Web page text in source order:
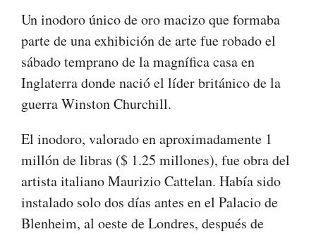
Un inodoro único de oro macizo que formaba
parte de una exhibición de arte fue robado el
sábado temprano de la magnífica casa en
Inglaterra donde nació el líder británico de la
guerra Winston Churchill.
El inodoro, valorado en aproximadamente 1
millón de libras ($ 1.25 millones), fue obra del
artista italiano Maurizio Cattelan. Había sido
instalado solo dos días antes en el Palacio de
Blenheim, al oeste de Londres, después de